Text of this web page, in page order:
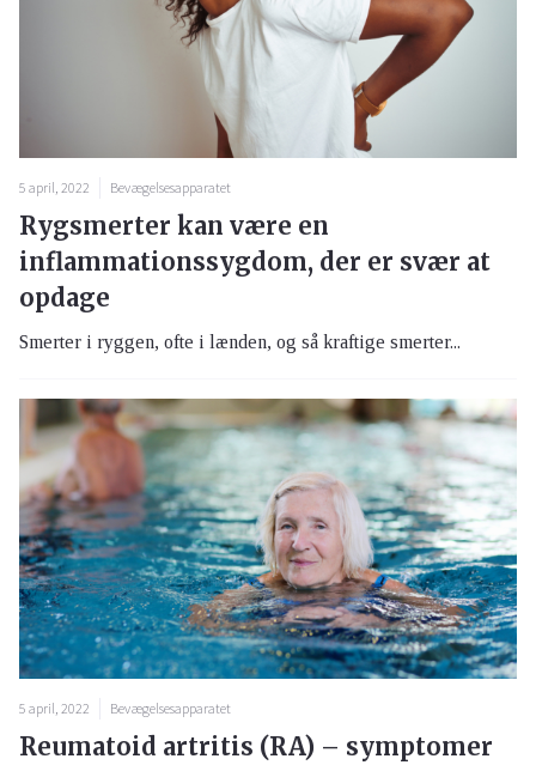
5 april, 2022 Bevægelsesapparatet
Rygsmerter kan være en
inflammationssygdom, der er svær at
opdage
Smerter i ryggen, ofte i lænden, og så kraftige smerter...
5 april, 2022 Bevægelsesapparatet
Reumatoid artritis (RA) – symptomer